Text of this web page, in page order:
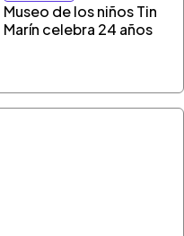
Museo de los niños Tin
Marín celebra 24 años